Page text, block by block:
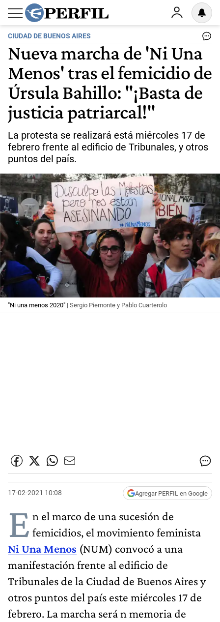
CIUDAD DE BUENOS AIRES
Nueva marcha de 'Ni Una
Menos' tras el femicidio de
Úrsula Bahillo: "¡Basta de
justicia patriarcal!"
La protesta se realizará está miércoles 17 de
febrero frente al edificio de Tribunales, y otros
puntos del país.
"Ni una menos 2020" | Sergio Piemonte y Pablo Cuarterolo
17-02-2021 10:08 Agregar PERFIL en Google
E n el marco de una sucesión de
femicidios, el movimiento feminista
Ni Una Menos (NUM) convocó a una
manifestación frente al edificio de
Tribunales de la Ciudad de Buenos Aires y
otros puntos del país este miércoles 17 de
febrero. La marcha será n memoria de